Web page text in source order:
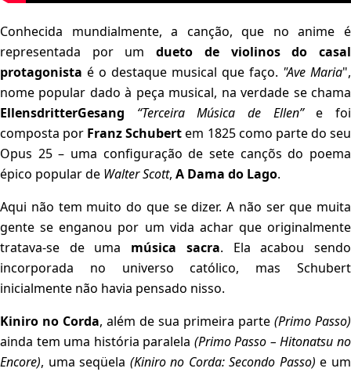
Conhecida mundialmente, a canção, que no anime é
representada por umdueto de violinos do casal
protagonista é o destaque musical que faço. "Ave Maria",
nome popular dado à peça musical, na verdade se chama
EllensdritterGesang “Terceira Música de Ellen”e foi
composta por Franz Schubertem 1825 como parte do seu
Opus 25 – uma configuração de sete cançõs do poema
épico popular de Walter Scott, A Dama do Lago.
Aqui não tem muito do que se dizer. A não ser que muita
gente se enganou por um vida achar que originalmente
tratava-se de uma música sacra. Ela acabou sendo
incorporada no universo católico, mas Schubert
inicialmente não havia pensado nisso.
Kiniro no Corda, além de sua primeira parte (Primo Passo)
ainda tem uma história paralela (Primo Passo – Hitonatsu no
Encore), uma seqüela (Kiniro no Corda: Secondo Passo) e um